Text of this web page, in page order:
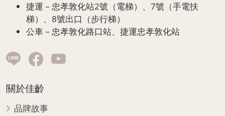
捷運－忠孝敦化站2號（電梯）、7號（手電扶
梯）、8號出口（步行梯）
公車－忠孝敦化路口站、捷運忠孝敦化站
關於佳齡
品牌故事